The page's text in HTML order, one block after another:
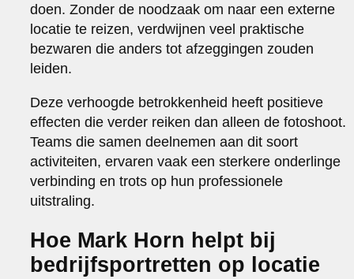
doen. Zonder de noodzaak om naar een externe
locatie te reizen, verdwijnen veel praktische
bezwaren die anders tot afzeggingen zouden
leiden.
Deze verhoogde betrokkenheid heeft positieve
effecten die verder reiken dan alleen de fotoshoot.
Teams die samen deelnemen aan dit soort
activiteiten, ervaren vaak een sterkere onderlinge
verbinding en trots op hun professionele
uitstraling.
Hoe Mark Horn helpt bij
bedrijfsportretten op locatie